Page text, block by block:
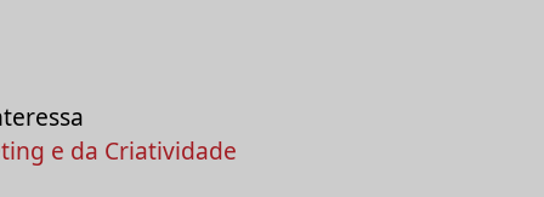
e da Criatividade